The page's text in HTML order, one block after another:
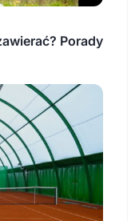
Porady